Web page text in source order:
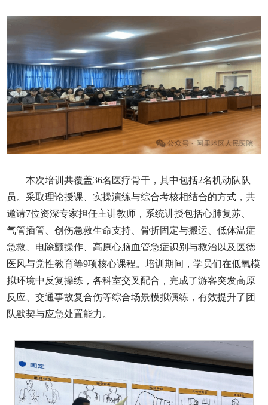
本次培训共覆盖36名医疗骨干，其中包括2名机动队队
员。采取理论授课、实操演练与综合考核相结合的方式，共
邀请7位资深专家担任主讲教师，系统讲授包括心肺复苏、
气管插管、创伤急救生命支持、骨折固定与搬运、低体温症
急救、电除颤操作、高原心脑血管急症识别与救治以及医德
医风与党性教育等9项核心课程。培训期间，学员们在低氧模
拟环境中反复操练，各科室交叉配合，完成了游客突发高原
反应、交通事故复合伤等综合场景模拟演练，有效提升了团
队默契与应急处置能力。